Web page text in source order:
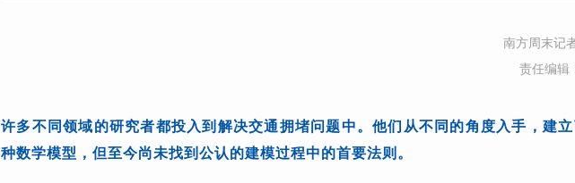
南方周末记
责任编辑
许多不同领域的研究者都投入到解决交通拥堵问题中。他们从不同的角度入手，建
种数学模型，但至今尚未找到公认的建模过程中的首要法则。